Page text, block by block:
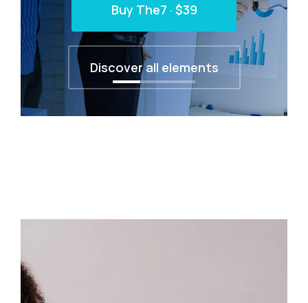
Buy The7 · $39
Discover all elements